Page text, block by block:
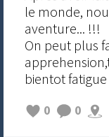
le monde,
aventure... !!!
On peut plus
bientot fatigue
0 0